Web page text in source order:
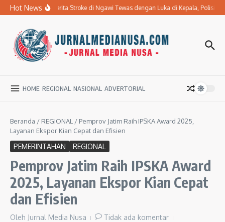
Lewati ke konten
Hot NewsIbu Penderita Stroke di Ngawi Tewas dengan Luka di Kepala, Polisi
HOME REGIONAL NASIONAL ADVERTORIAL
Beranda / REGIONAL / Pemprov Jatim Raih IPSKA Award 2025,
Layanan Ekspor Kian Cepat dan Efisien
PEMERINTAHAN REGIONAL
Pemprov Jatim Raih IPSKA Award
2025, Layanan Ekspor Kian Cepat
dan Efisien
Oleh Jurnal Media Nusa
Tidak ada komentar